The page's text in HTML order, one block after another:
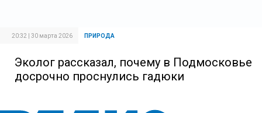
20:32 | 30 марта 2026 ПРИРОДА
Эколог рассказал, почему в Подмосковье
досрочно проснулись гадюки